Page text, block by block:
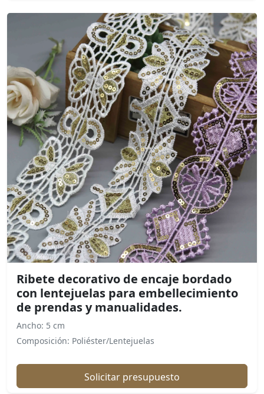
Ribete decorativo de encaje bordado
con lentejuelas para embellecimiento
de prendas y manualidades.
Ancho: 5 cm
Composición: Poliéster/Lentejuelas
Solicitar presupuesto